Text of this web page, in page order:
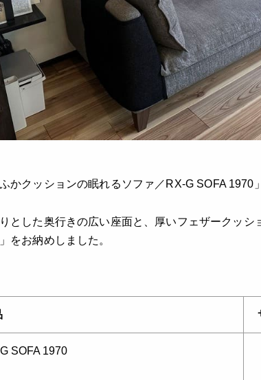
かクッションの眠れるソファ／RX-G SOFA 1970」
とした奥行きの広い座面と、厚いフェザークッ
をお納めしました。
SOFA 1970